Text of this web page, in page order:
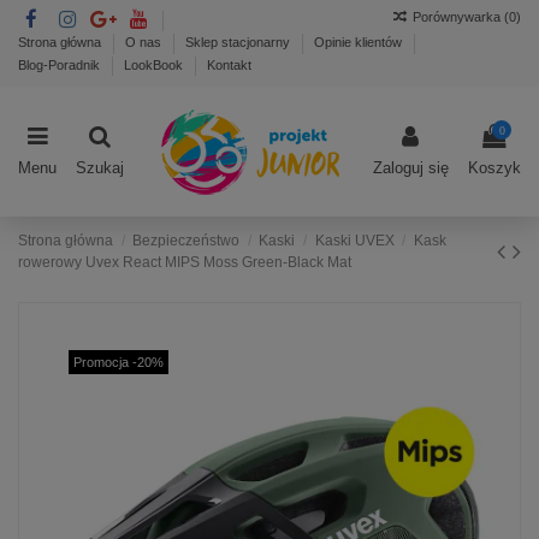
Strona główna O nas Sklep stacjonarny
Opinie klientów
Blog-Poradnik
LookBook Kontakt
Porównywarka (0)
Menu Szukaj Zaloguj się
0
Koszyk
Strona główna Bezpieczeństwo Kaski Kaski UVEX
Kask
rowerowy Uvex React MIPS Moss Green-Black Mat
Promocja -20%